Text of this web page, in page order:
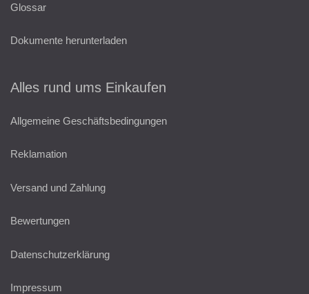
Glossar
Dokumente herunterladen
Alles rund ums Einkaufen
Allgemeine Geschäftsbedingungen
Reklamation
Versand und Zahlung
Bewertungen
Datenschutzerklärung
Impressum